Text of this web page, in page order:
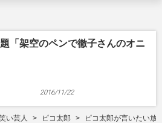
「架空のペンで徹子さんのオニ
2016/11/22
い芸人 ピコ太郎 ピコ太郎が言いたい放